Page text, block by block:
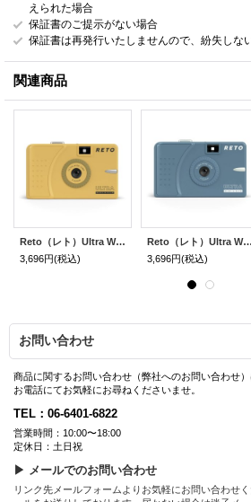
えられた場合
保証書のご提示がない場合
保証書は再発行いたしませんので、紛失しな
関連商品
Reto（レト）Ultra Wide&Slim｜マッディー イエロー
3,696円(税込)
Reto（レト）Ultra Wide&Slim｜ティール
3,696円(税込)
お問い合わせ
商品に関するお問い合わせ（弊社へのお問い合わせ
お電話にてお気軽にお尋ねくださいませ。
TEL：06-6401-6822
営業時間：10:00〜18:00
定休日：土日祝
▶ メールでのお問い合わせ
リンク先メールフォームよりお気軽にお問い合わせ